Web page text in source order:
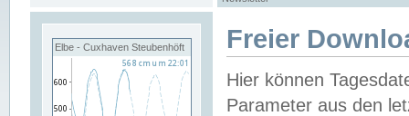
Elbe - Cuxhaven Steubenhöft Freier
Hier können
Parameter aus den